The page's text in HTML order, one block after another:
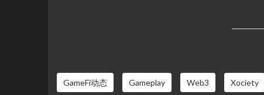
GameFi动态 Gameplay Web3 Xociety